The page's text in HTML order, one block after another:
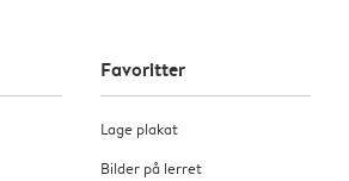
Favoritter
Lage plakat
Bilder på lerret